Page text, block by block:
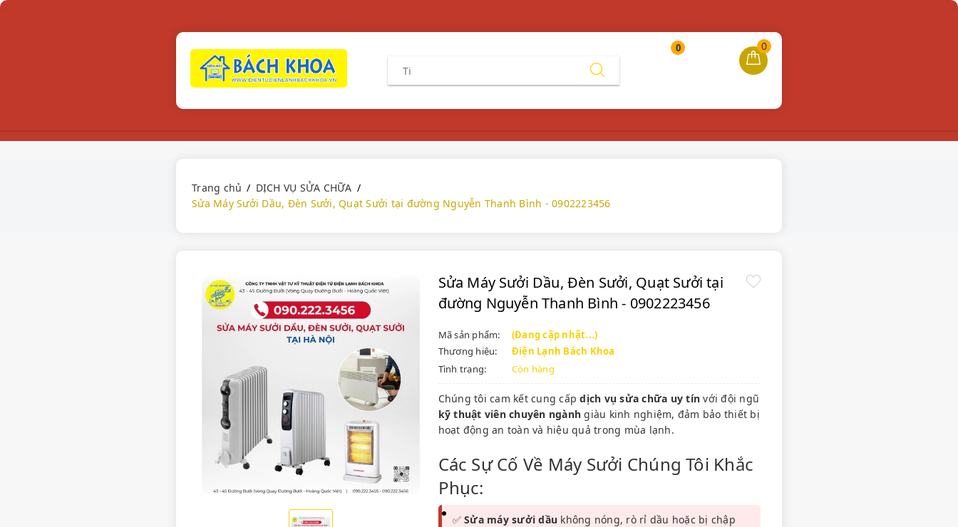
0
Yêu thích
0
Trang chủ
DỊCH VỤ SỬA CHỮA
Sửa Máy Sưởi Dầu, Đèn Sưởi, Quạt Sưởi tại đường Nguyễn Thanh Bình - 0902223456
Sửa Máy Sưởi Dầu, Đèn Sưởi, Quạt Sưởi tại
đường Nguyễn Thanh Bình - 0902223456
Mã sản phẩm:
(Đang cập nhật...)
Thương hiệu:
Điện Lạnh Bách Khoa
Tình trạng:
Còn hàng
Chúng tôi cam kết cung cấpdịch vụ sửa chữa uy tín với đội ngũ
kỹ thuật viên chuyên ngành giàu kinh nghiệm, đảm bảo thiết bị
hoạt động an toàn và hiệu quả trong mùa lạnh.
Các Sự Cố Về Máy Sưởi Chúng Tôi Khắc
Phục:
✅ Sửa máy sưởi dầu không nóng, rò rỉ dầu hoặc bị chập